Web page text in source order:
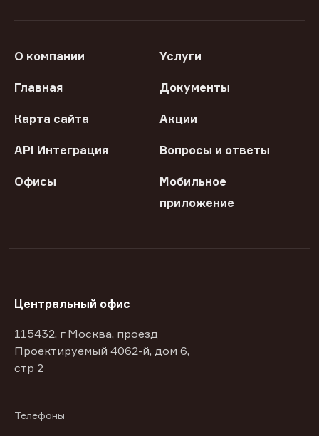
О компании Услуги
Главная Документы
Карта сайта Акции
API Интеграция Вопросы и ответы
Офисы
Мобильное
приложение
Центральный офис
115432, г Москва, проезд
Проектируемый 4062-й, дом 6,
стр 2
Телефоны